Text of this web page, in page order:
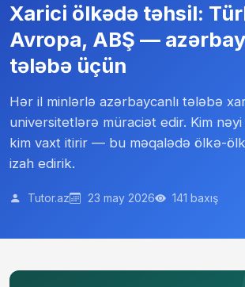
Xarici ölkədə təhsil:
Avropa, ABŞ —
tələbə üçün
Hər il minlərlə azərbaycanlı tələbə
universitetlərə müraciət edir. Kim
kim vaxt itirir — bu məqalədə ölkə-
izah edirik.
Tutor.az 23 may 2026 141 baxış